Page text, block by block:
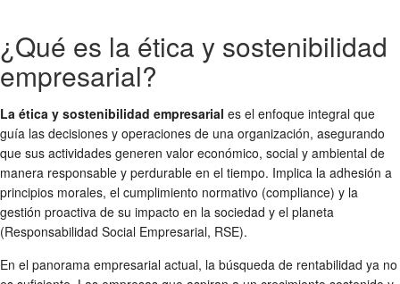
¿Qué es la ética y sostenibilidad
empresarial?
La ética y sostenibilidad empresarial es el enfoque integral que
guía las decisiones y operaciones de una organización, asegurando
que sus actividades generen valor económico, social y ambiental de
manera responsable y perdurable en el tiempo. Implica la adhesión a
principios morales, el cumplimiento normativo (compliance) y la
gestión proactiva de su impacto en la sociedad y el planeta
(Responsabilidad Social Empresarial, RSE).
En el panorama empresarial actual, la búsqueda de rentabilidad ya no